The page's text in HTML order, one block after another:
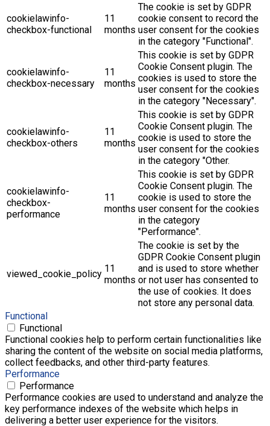
cookielawinfo-
checkbox-functional
11
months
The cookie is set by GDPR
cookie consent to record the
user consent for the cookies
in the category "Functional".
cookielawinfo-
checkbox-necessary
11
months
This cookie is set by GDPR
Cookie Consent plugin. The
cookies is used to store the
user consent for the cookies
in the category "Necessary".
cookielawinfo-
checkbox-others
11
months
This cookie is set by GDPR
Cookie Consent plugin. The
cookie is used to store the
user consent for the cookies
in the category "Other.
cookielawinfo-
checkbox-
performance
11
months
This cookie is set by GDPR
Cookie Consent plugin. The
cookie is used to store the
user consent for the cookies
in the category
"Performance".
viewed_cookie_policy 11
months
The cookie is set by the
GDPR Cookie Consent plugin
and is used to store whether
or not user has consented to
the use of cookies. It does
not store any personal data.
Functional
Functional
Functional cookies help to perform certain functionalities like
sharing the content of the website on social media platforms,
collect feedbacks, and other third-party features.
Performance
Performance
Performance cookies are used to understand and analyze the
key performance indexes of the website which helps in
delivering a better user experience for the visitors.